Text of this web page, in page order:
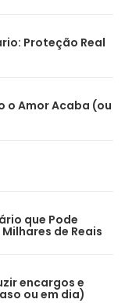
Proteção Real
o Amor Acaba (ou
que Pode
de Reais
encargos e
ou em dia)